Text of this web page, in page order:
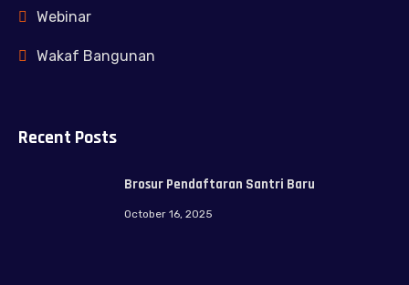
Webinar
Wakaf Bangunan
Recent Posts
Brosur Pendaftaran Santri Baru
October 16, 2025